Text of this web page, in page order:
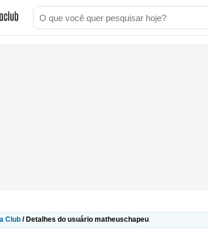
Club / Detalhes do usuário matheuschapeu